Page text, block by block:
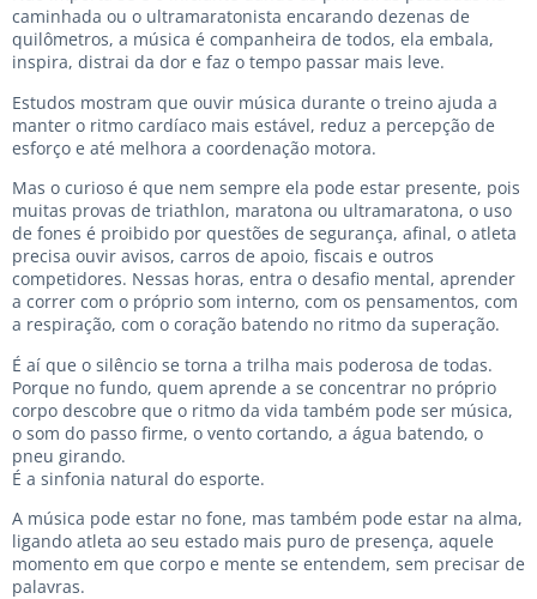
caminhada ou o ultramaratonista encarando dezenas de
quilômetros, a música é companheira de todos, ela embala,
inspira, distrai da dor e faz o tempo passar mais leve.
Estudos mostram que ouvir música durante o treino ajuda a
manter o ritmo cardíaco mais estável, reduz a percepção de
esforço e até melhora a coordenação motora.
Mas o curioso é que nem sempre ela pode estar presente, pois
muitas provas de triathlon, maratona ou ultramaratona, o uso
de fones é proibido por questões de segurança, afinal, o atleta
precisa ouvir avisos, carros de apoio, fiscais e outros
competidores. Nessas horas, entra o desafio mental, aprender
a correr com o próprio som interno, com os pensamentos, com
a respiração, com o coração batendo no ritmo da superação.
É aí que o silêncio se torna a trilha mais poderosa de todas.
Porque no fundo, quem aprende a se concentrar no próprio
corpo descobre que o ritmo da vida também pode ser música,
o som do passo firme, o vento cortando, a água batendo, o
pneu girando.
É a sinfonia natural do esporte.
A música pode estar no fone, mas também pode estar na alma,
ligando atleta ao seu estado mais puro de presença, aquele
momento em que corpo e mente se entendem, sem precisar de
palavras.